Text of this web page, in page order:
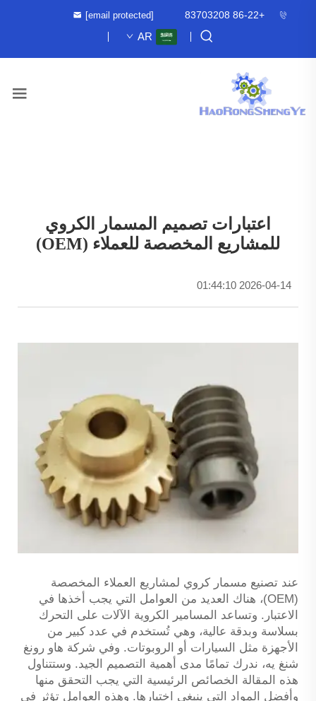
+86-22 83703208
[email protected]
AR
اعتبارات تصميم المسمار الكروي
للمشاريع المخصصة للعملاء (OEM)
2026-04-14 01:44:10
عند تصنيع مسمار كروي لمشاريع العملاء المخصصة
(OEM)، هناك العديد من العوامل التي يجب أخذها في
الاعتبار. وتساعد المسامير الكروية الآلات على التحرك
بسلاسة وبدقة عالية، وهي تُستخدم في عدد كبير من
الأجهزة مثل السيارات أو الروبوتات. وفي شركة هاو رونغ
شنغ يه، ندرك تمامًا مدى أهمية التصميم الجيد. وستتناول
هذه المقالة الخصائص الرئيسية التي يجب التحقق منها
وأفضل المواد التي ينبغي اختيارها. وهذه العوامل تؤثر في